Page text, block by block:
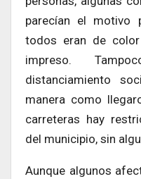
parecían el motivo
todos eran de
impreso.
distanciamiento
manera como
carreteras hay
del municipio, sin
Aunque algunos